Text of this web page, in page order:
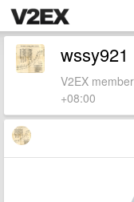
wssy921
V2EX
+08:00